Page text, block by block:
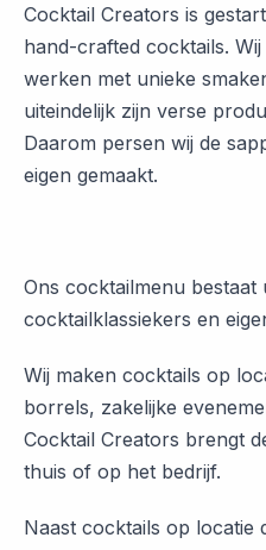
Cocktail Creators is
hand-crafted cocktails.
werken met unieke
uiteindelijk zijn verse
Daarom persen wij de
eigen gemaakt.
Ons cocktailmenu bestaat
cocktailklassiekers en
Wij maken cocktails op
borrels, zakelijke
Cocktail Creators brengt
thuis of op het bedrijf.
Naast cocktails op locatie